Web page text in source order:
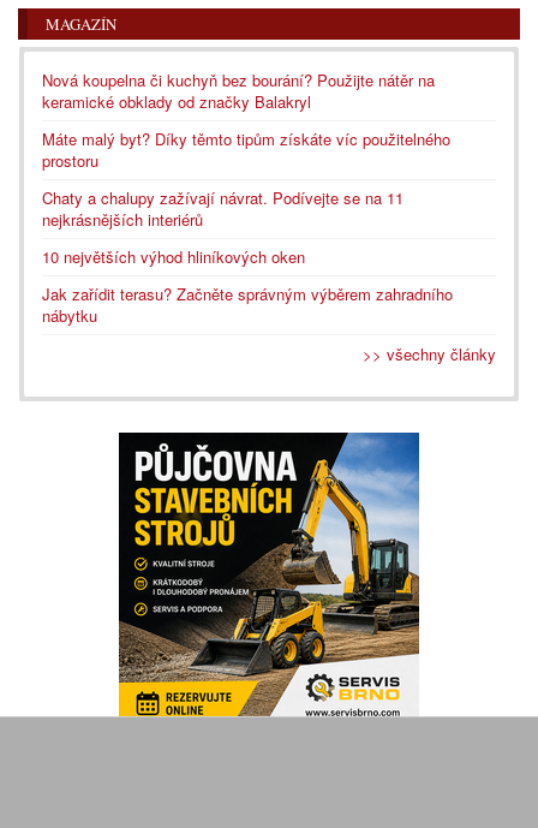
MAGAZÍN
Nová koupelna či kuchyň bez bourání? Použijte nátěr na
keramické obklady od značky Balakryl
Máte malý byt? Díky těmto tipům získáte víc použitelného
prostoru
Chaty a chalupy zažívají návrat. Podívejte se na 11
nejkrásnějších interiérů
10 největších výhod hliníkových oken
Jak zařídit terasu? Začněte správným výběrem zahradního
nábytku
>> všechny články